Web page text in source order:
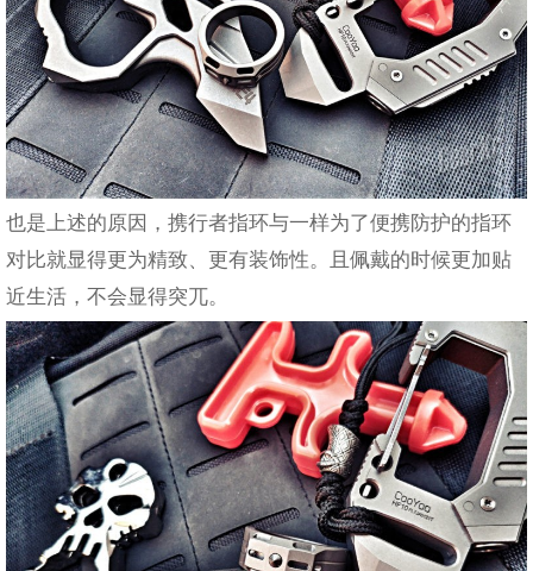
也是上述的原因，携行者指环与一样为了便携防护的指环
对比就显得更为精致、更有装饰性。且佩戴的时候更加贴
近生活，不会显得突兀。